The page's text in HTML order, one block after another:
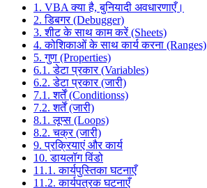
1. VBA क्या है, बुनियादी अवधारणाएँ।
2. डिबगर (Debugger)
3. शीट के साथ काम करें (Sheets)
4. कोशिकाओं के साथ कार्य करना (Ranges)
5. गुण (Properties)
6.1. डेटा प्रकार (Variables)
6.2. डेटा प्रकार (जारी)
7.1. शर्तें (Conditionss)
7.2. शर्तें (जारी)
8.1. लूप्स (Loops)
8.2. चक्र (जारी)
9. प्रक्रियाएं और कार्य
10. डायलॉग विंडो
11.1. कार्यपुस्तिका घटनाएँ
11.2. कार्यपत्रक घटनाएँ